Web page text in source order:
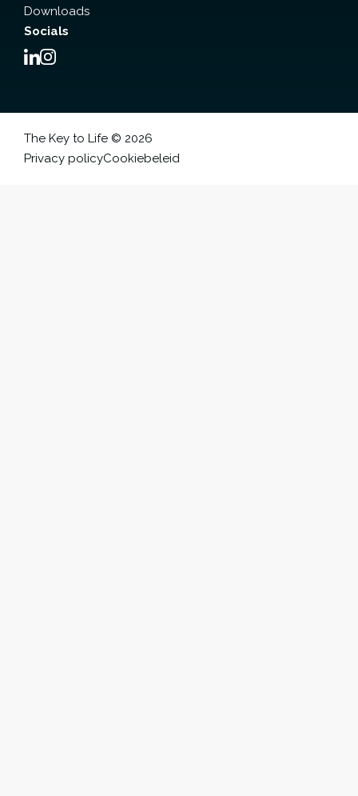
Downloads
Socials
The Key to Life © 2026
Privacy policyCookiebeleid